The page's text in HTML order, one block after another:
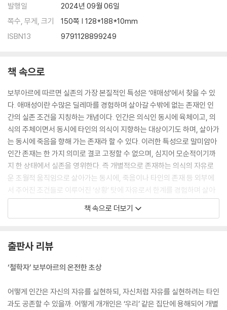
발행일
2024년 09월 06일
쪽수, 무게, 크기
150쪽 | 128*188*10mm
ISBN13
9791128899249
책 속으로
보부아르에 따르면 실존의 가장 본질적인 특성은 ‘애매성’에서 찾을 수 있
다. 애매성이란 수많은 딜레마를 경험하며 살아갈 수밖에 없는 존재인 인
간의 실존 조건을 지칭하는 개념이다. 인간은 의식인 동시에 육체이고, 의
식의 주체이면서 동시에 타인의 의식이 지향하는 대상이기도 하며, 살아가
는 동시에 죽음을 향해 가는 존재라 할 수 있다. 이러한 특성으로 말미암아
인간 존재는 한 가지 의미로 결코 고정할 수 없으며, 심지어 모순적이기까
지 한 상태에서 실존을 영위한다. 즉 개별적으로 존재하는 의식의 자유로
운 초월적 움직임으로 살아가는 동시에, 죽음이나 타인의 존재 등 외부에
서 주어진 조건들로 이루어진 ‘상황’ 탓에 자유로서 한계를 경험하며 살아
갈 수밖에 없다.
연발생적 자유와, 스스로 자유롭길 원하면서 자기 삶을 의미와 가치를 지
닌 것으로 정당화하려는 노력에 의해 쟁취할 수 있는 능동적 자유로 구분
유의 모습에 해당한다고 주장하고 이를 가리켜 윤리적 자유라 칭한다.
--- 「04 윤리적 자유」 중에서
책 속으로 더보기
출판사 리뷰
‘철학자’ 보부아르의 온전한 초상
어떻게 인간은 자신의 자유를 실현하되, 자신처럼 자유를 실현하려는 타인
과도 공존할 수 있을까. 어떻게 개개인은 ‘우리’ 같은 집단에 용해되어 개별